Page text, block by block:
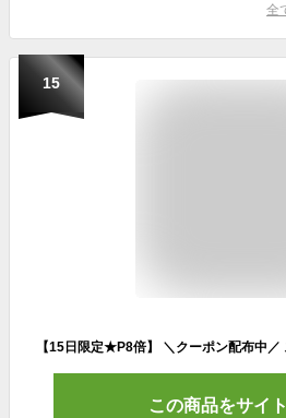
全
15
この商品をサイ